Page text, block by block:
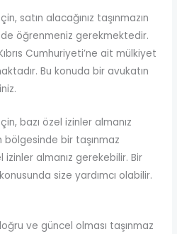
satın alacağınız taşınmazın
de öğrenmeniz gerekmektedir.
Cumhuriyeti’ne ait mülkiyet
Bu konuda bir avukatın
bazı özel izinler almanız
bir taşınmaz
almanız gerekebilir. Bir
size yardımcı olabilir.
ve güncel olması taşınmaz